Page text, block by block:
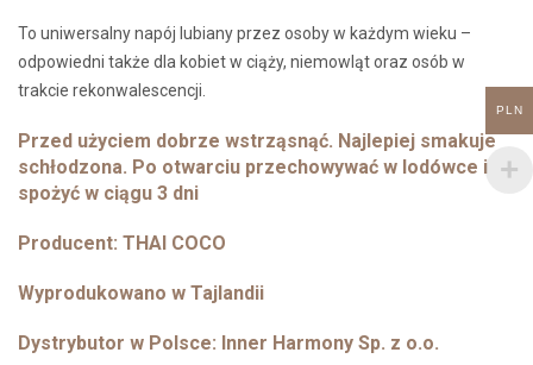
To uniwersalny napój lubiany przez osoby w każdym wieku –
odpowiedni także dla kobiet w ciąży, niemowląt oraz osób w
trakcie rekonwalescencji.
Przed użyciem dobrze wstrząsnąć. Najlepiej smakuje
schłodzona. Po otwarciu przechowywać w lodówce i
spożyć w ciągu 3 dni
Producent: THAI COCO
Wyprodukowano w Tajlandii
Dystrybutor w Polsce: Inner Harmony Sp. z o.o.
PLN